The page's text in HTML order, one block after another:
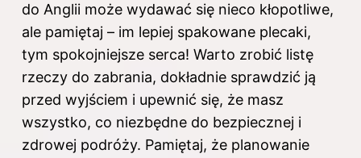
do Anglii może wydawać się nieco kłopotliwe,
ale pamiętaj – im lepiej spakowane plecaki,
tym spokojniejsze serca! Warto zrobić listę
rzeczy do zabrania, dokładnie sprawdzić ją
przed wyjściem i upewnić się, że masz
wszystko, co niezbędne do bezpiecznej i
zdrowej podróży. Pamiętaj, że planowanie